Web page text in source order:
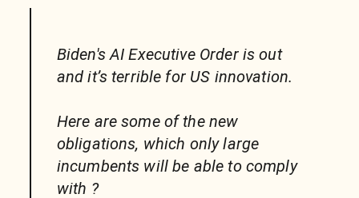
Biden's AI Executive Order is out
and it’s terrible for US innovation.
Here are some of the new
obligations, which only large
incumbents will be able to comply
with ?